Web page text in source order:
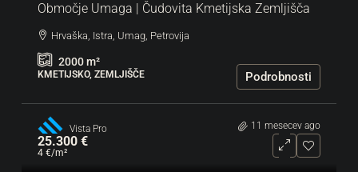
Območje Umaga | Čudovita Kmetijska Zemljišča
Hrvaška, Istra, Umag, Petrovija
2000m²
KMETIJSKO, ZEMLJIŠČE Podrobnosti
Vista Pro 11 mesecev ago
25.300 €
4 €/m²